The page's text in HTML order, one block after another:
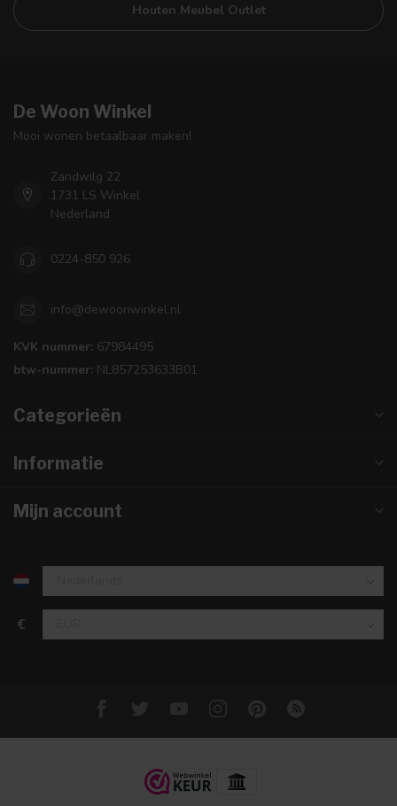
Houten Meubel Outlet
De Woon Winkel
Mooi wonen betaalbaar maken!
Zandwilg 22
1731 LS Winkel
Nederland
0224-850 926
info@dewoonwinkel.nl
KVK nummer: 67984495
btw-nummer: NL857253633B01
Categorieën
Informatie
Mijn account
€